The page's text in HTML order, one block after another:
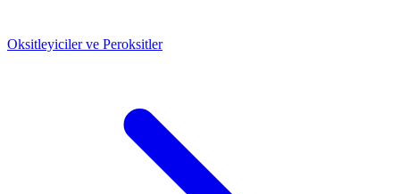
Oksitleyiciler ve Peroksitler